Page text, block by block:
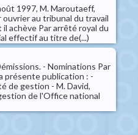
1997, M. Maroutaeff,
au tribunal du travail
achève Par arrêté royal du
effectif au titre de(...)
- Nominations Par
présente publication : -
de gestion - M. David,
de l'Office national